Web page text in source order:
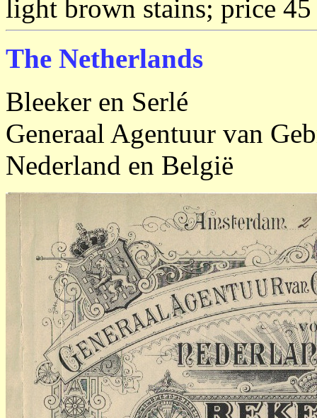
light brown stains; price
The Netherlands
Bleeker en Serlé
Generaal Agentuur van
Nederland en België